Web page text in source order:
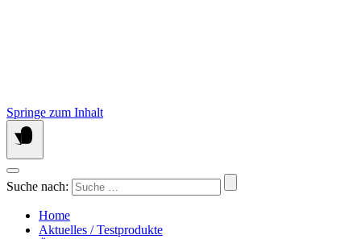
Springe zum Inhalt
Suche nach:
Home
Aktuelles / Testprodukte